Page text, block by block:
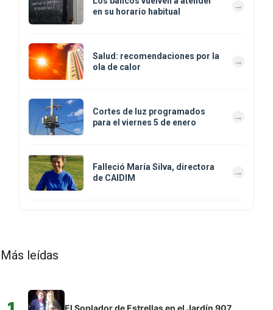
en su horario habitual
Salud: recomendaciones por la
ola de calor
Cortes de luz programados
para el viernes 5 de enero
Falleció María Silva, directora
de CAIDIM
Más leídas
El Soplador de Estrellas en el Jardín 907